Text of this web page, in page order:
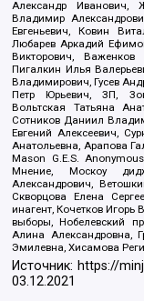
Александр Иванович,
Владимир
Евгеньевич, Ковин
Любарев Аркадий
Викторович,
Пигалкин Илья
Владимирович, Гусев
Петр Юрьевич, ЗП,
Вольтская Татьяна
Сотников Даниил
Евгений Алексеевич,
Анатольевна, Арапова
Mason G.E.S.
Мнение, Москоу
Александрович,
Скворцова Елена
инагент, Кочетков Игорь
выборы, Нобелевский
Алина Александровна,
Эмилевна, Хисамова
Источник: https://
03.12.2021